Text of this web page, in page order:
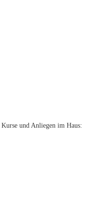
und Anliegen im Haus: